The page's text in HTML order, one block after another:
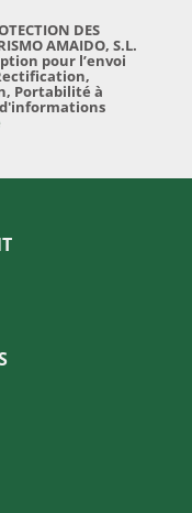
DES
AMAIDO, S.L.
pour l’envoi
Portabilité à